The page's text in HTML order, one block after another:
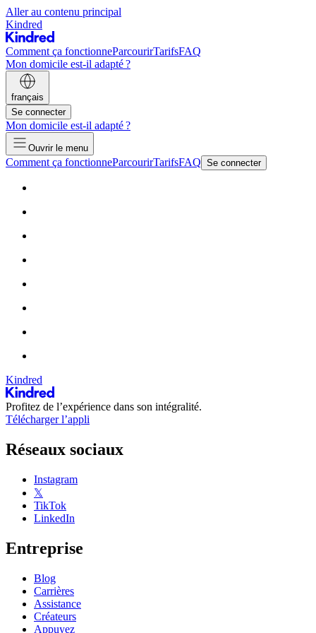
Aller au contenu principal
Kindred
Comment ça fonctionneParcourirTarifsFAQ
Mon domicile est-il adapté ?
français
Se connecter
Mon domicile est-il adapté ?
Ouvrir le menu
Comment ça fonctionneParcourirTarifsFAQ Se connecter
Kindred
Profitez de l’expérience dans son intégralité.
Télécharger l’appli
Réseaux sociaux
Instagram
𝕏
TikTok
LinkedIn
Entreprise
Blog
Carrières
Assistance
Créateurs
Appuyez